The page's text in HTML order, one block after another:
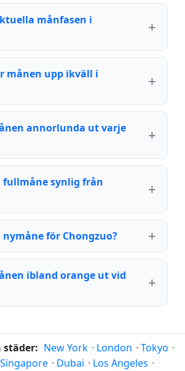
månfasen i
månen upp ikväll i
annorlunda ut varje
fullmåne synlig från
för Chongzuo?
ibland orange ut vid
städer: New York · London · Tokyo ·
Singapore · Dubai · Los Angeles ·